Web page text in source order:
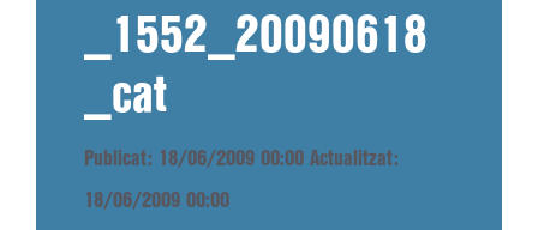
_1552_20090618
_cat
Publicat: 18/06/2009 00:00 Actualitzat:
18/06/2009 00:00